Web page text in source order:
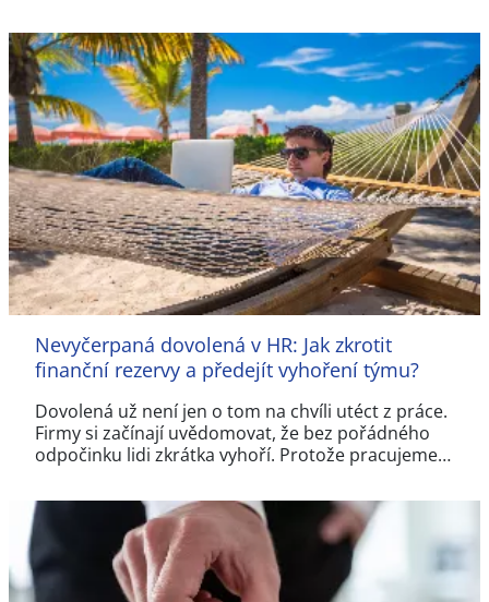
Nevyčerpaná dovolená v HR: Jak zkrotit
finanční rezervy a předejít vyhoření týmu?
Dovolená už není jen o tom na chvíli utéct z práce.
Firmy si začínají uvědomovat, že bez pořádného
odpočinku lidi zkrátka vyhoří. Protože pracujeme…